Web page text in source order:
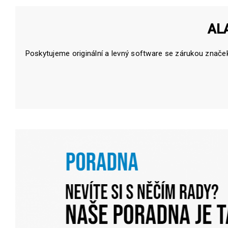
Poskytujeme originální a levný software se zárukou